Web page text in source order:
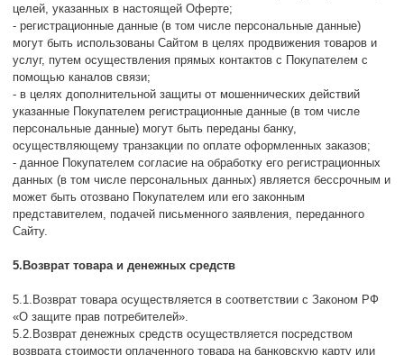
целей, указанных в настоящей Оферте;
- регистрационные данные (в том числе персональные данные)
могут быть использованы Сайтом в целях продвижения товаров и
услуг, путем осуществления прямых контактов с Покупателем с
помощью каналов связи;
- в целях дополнительной защиты от мошеннических действий
указанные Покупателем регистрационные данные (в том числе
персональные данные) могут быть переданы банку,
осуществляющему транзакции по оплате оформленных заказов;
- данное Покупателем согласие на обработку его регистрационных
данных (в том числе персональных данных) является бессрочным и
может быть отозвано Покупателем или его законным
представителем, подачей письменного заявления, переданного
Сайту.
5.Возврат товара и денежных средств
5.1.Возврат товара осуществляется в соответствии с Законом РФ
«О защите прав потребителей».
5.2.Возврат денежных средств осуществляется посредством
возврата стоимости оплаченного товара на банковскую карту или